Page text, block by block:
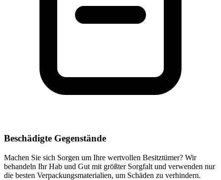
Beschädigte Gegenstände
Machen Sie sich Sorgen um Ihre wertvollen Besitztümer? Wir
behandeln Ihr Hab und Gut mit größter Sorgfalt und verwenden nur
die besten Verpackungsmaterialien, um Schäden zu verhindern.